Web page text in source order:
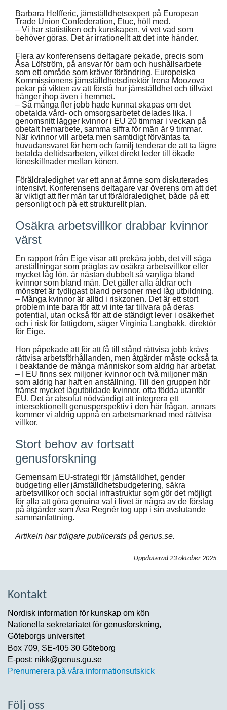
Barbara Helfferic, jämställdhetsexpert på European
Trade Union Confederation, Etuc, höll med.
– Vi har statistiken och kunskapen, vi vet vad som
behöver göras. Det är irrationellt att det inte händer.
Flera av konferensens deltagare pekade, precis som
Åsa Löfström, på ansvar för barn och hushållsarbete
som ett område som kräver förändring. Europeiska
Kommissionens jämställdhetsdirektör Irena Moozova
pekar på vikten av att förstå hur jämställdhet och tillväxt
hänger ihop även i hemmet.
– Så många fler jobb hade kunnat skapas om det
obetalda vård- och omsorgsarbetet delades lika. I
genomsnitt lägger kvinnor i EU 20 timmar i veckan på
obetalt hemarbete, samma siffra för män är 9 timmar.
När kvinnor vill arbeta men samtidigt förväntas ta
huvudansvaret för hem och familj tenderar de att ta lägre
betalda deltidsarbeten, vilket direkt leder till ökade
löneskillnader mellan könen.
Föräldraledighet var ett annat ämne som diskuterades
intensivt. Konferensens deltagare var överens om att det
är viktigt att fler män tar ut föräldraledighet, både på ett
personligt och på ett strukturellt plan.
Osäkra arbetsvillkor drabbar kvinnor
värst
En rapport från Eige visar att prekära jobb, det vill säga
anställningar som präglas av osäkra arbetsvillkor eller
mycket låg lön, är nästan dubbelt så vanliga bland
kvinnor som bland män. Det gäller alla åldrar och
mönstret är tydligast bland personer med låg utbildning.
– Många kvinnor är alltid i riskzonen. Det är ett stort
problem inte bara för att vi inte tar tillvara på deras
potential, utan också för att de ständigt lever i osäkerhet
och i risk för fattigdom, säger Virginia Langbakk, direktör
för Eige.
Hon påpekade att för att få till stånd rättvisa jobb krävs
rättvisa arbetsförhållanden, men åtgärder måste också ta
i beaktande de många människor som aldrig har arbetat.
– I EU finns sex miljoner kvinnor och två miljoner män
som aldrig har haft en anställning. Till den gruppen hör
främst mycket lågutbildade kvinnor, ofta födda utanför
EU. Det är absolut nödvändigt att integrera ett
intersektionellt genusperspektiv i den här frågan, annars
kommer vi aldrig uppnå en arbetsmarknad med rättvisa
villkor.
Stort behov av fortsatt
genusforskning
Gemensam EU-strategi för jämställdhet, gender
budgeting eller jämställdhetsbudgetering, säkra
arbetsvillkor och social infrastruktur som gör det möjligt
för alla att göra genuina val i livet är några av de förslag
på åtgärder som Åsa Regnér tog upp i sin avslutande
sammanfattning.
Artikeln har tidigare publicerats på genus.se.
Uppdaterad 23 oktober 2025
Kontakt
Nordisk information för kunskap om kön
Nationella sekretariatet för genusforskning,
Göteborgs universitet
Box 709, SE-405 30 Göteborg
E-post: nikk@genus.gu.se
Prenumerera på våra informationsutskick
Följ oss